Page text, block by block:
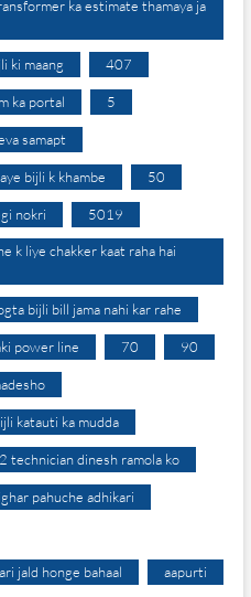
ka estimate thamaya ja
ki maang 407
ka portal 5
samapt
bijli k khambe 50
nokri 5019
k liye chakker kaat raha hai
bijli bill jama nahi kar rahe
power line 70 90
katauti ka mudda
technician dinesh ramola ko
pahuche adhikari
jald honge bahaal aapurti